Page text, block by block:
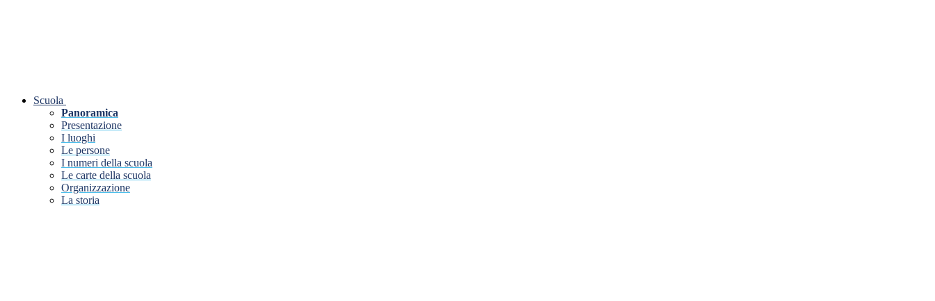
Scuola
Panoramica
Presentazione
I luoghi
Le persone
I numeri della scuola
Le carte della scuola
Organizzazione
La storia